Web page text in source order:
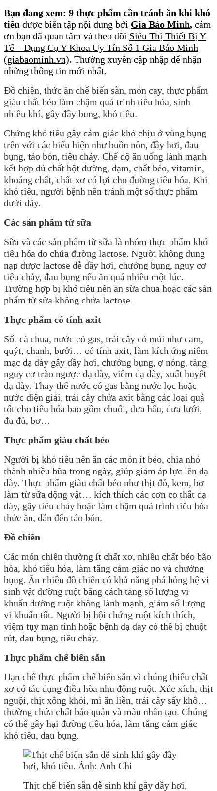
Bạn đang xem: 9 thực phẩm cần tránh ăn khi khó
tiêu được biên tập nội dung bởi Gia Bảo Minh, cảm
ơn bạn đã quan tâm và theo dõi Siêu Thị Thiết Bị Y
Tế – Dụng Cụ Y Khoa Uy Tín Số 1 Gia Bảo Minh
(giabaominh.vn). Thường xuyên cập nhập để nhận
những thông tin mới nhất.
Đồ chiên, thức ăn chế biến sẵn, món cay, thực phẩm
giàu chất béo làm chậm quá trình tiêu hóa, sinh
nhiều khí, gây đầy bụng, khó tiêu.
Chứng khó tiêu gây cảm giác khó chịu ở vùng bụng
trên với các biểu hiện như buồn nôn, đầy hơi, đau
bụng, táo bón, tiêu chảy. Chế độ ăn uống lành mạnh
kết hợp đủ chất bột đường, đạm, chất béo, vitamin,
khoáng chất, chất xơ có lợi cho đường tiêu hóa. Khi
khó tiêu, người bệnh nên tránh một số thực phẩm
dưới đây.
Các sản phẩm từ sữa
Sữa và các sản phẩm từ sữa là nhóm thực phẩm khó
tiêu hóa do chứa đường lactose. Người không dung
nạp được lactose dễ đầy hơi, chướng bụng, nguy cơ
tiêu chảy, đau bụng nếu ăn quá nhiều một lúc.
Trường hợp bị khó tiêu nên ăn sữa chua hoặc các sản
phẩm từ sữa không chứa lactose.
Thực phẩm có tính axit
Sốt cà chua, nước có gas, trái cây có múi như cam,
quýt, chanh, bưởi… có tính axit, làm kích ứng niêm
mạc dạ dày gây đầy hơi, chướng bụng, ợ nóng, tăng
nguy cơ trào ngược dạ dày, viêm dạ dày, xuất huyết
dạ dày. Thay thế nước có gas bằng nước lọc hoặc
nước điện giải, trái cây chứa axit bằng các loại quả
tốt cho tiêu hóa bao gồm chuối, dưa hấu, dưa lưới,
đu đủ, bơ…
Thực phẩm giàu chất béo
Người bị khó tiêu nên ăn các món ít béo, chia nhỏ
thành nhiều bữa trong ngày, giúp giảm áp lực lên dạ
dày. Thực phẩm giàu chất béo như thịt đỏ, kem, bơ
làm từ sữa động vật… kích thích các cơn co thắt dạ
dày, gây tiêu chảy hoặc làm chậm quá trình tiêu hóa
thức ăn, dẫn đến táo bón.
Đồ chiên
Các món chiên thường ít chất xơ, nhiều chất béo bão
hòa, khó tiêu hóa, làm tăng cảm giác no và chướng
bụng. Ăn nhiều đồ chiên có khả năng phá hỏng hệ vi
sinh vật đường ruột bằng cách tăng số lượng vi
khuẩn đường ruột không lành mạnh, giảm số lượng
vi khuẩn tốt. Người bị hội chứng ruột kích thích,
viêm tụy mạn tính hoặc bệnh dạ dày có thể bị chuột
rút, đau bụng, tiêu chảy.
Thực phẩm chế biến sẵn
Hạn chế thực phẩm chế biến sẵn vì chúng thiếu chất
xơ có tác dụng điều hòa nhu động ruột. Xúc xích, thịt
nguội, thịt xông khói, mì ăn liền, trái cây sấy khô…
thường chứa chất bảo quản và màu nhân tạo. Chúng
có thể gây hại đường tiêu hóa, làm tăng cảm giác
khó tiêu, đau bụng.
Thịt chế biến sẵn dễ sinh khí gây đầy hơi,